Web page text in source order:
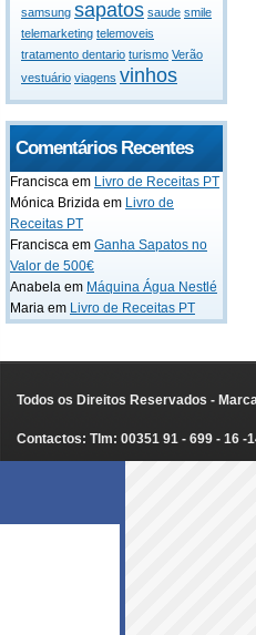
samsung sapatos saude smile
telemarketing telemoveis
tratamento dentario turismo Verão
vestuário viagens vinhos
Comentários Recentes
Francisca em Livro de Receitas PT
Mónica Brizida em Livro de
Receitas PT
Francisca em Ganha Sapatos no
Valor de 500€
Anabela em Máquina Água Nestlé
Maria em Livro de Receitas PT
Todos os Direitos Reservados -
Contactos: Tlm: 00351 91 - 699 - 16 -